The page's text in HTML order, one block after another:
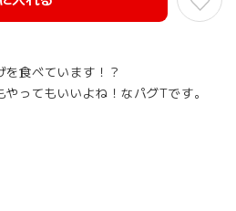
食べています！？
ってもいいよね！なパグTです。